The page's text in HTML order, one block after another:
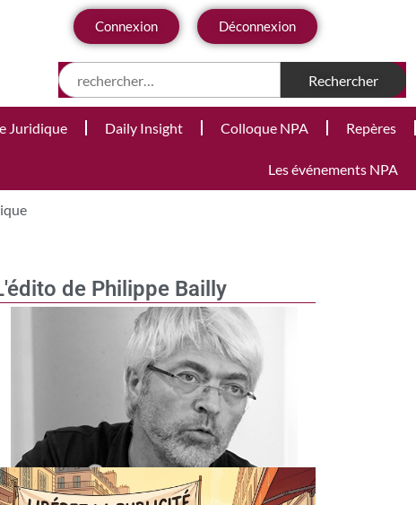
Connexion Déconnexion
Juridique Daily Insight Colloque NPA Repères
Les événements NPA
de Philippe Bailly